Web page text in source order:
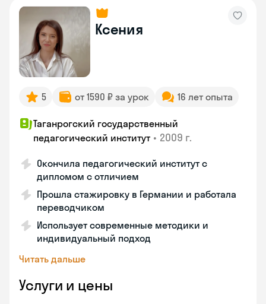
Ксения
5 от 1590 ₽ за урок 16 лет опыта
Таганрогский государственный
педагогический институт • 2009 г.
Окончила педагогический институт с
дипломом с отличием
Прошла стажировку в Германии и работала
переводчиком
Использует современные методики и
индивидуальный подход
Читать дальше
Услуги и цены